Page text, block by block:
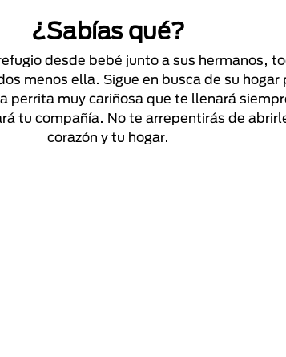
¿Sabías qué?
desde bebé junto a sus hermanos,
menos ella. Sigue en busca de su hogar
perrita muy cariñosa que te llenará
tu compañía. No te arrepentirás de
corazón y tu hogar.